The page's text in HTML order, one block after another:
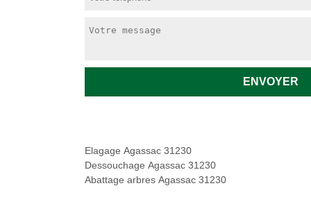
Elagage Agassac 31230
Dessouchage Agassac 31230
Abattage arbres Agassac 31230